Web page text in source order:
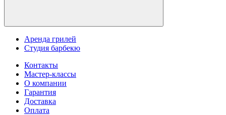
Аренда грилей
Студия барбекю
Контакты
Мастер-классы
О компании
Гарантия
Доставка
Оплата